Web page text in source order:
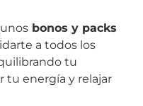
bonos y packs
a todos los
tu
tu energía y relajar